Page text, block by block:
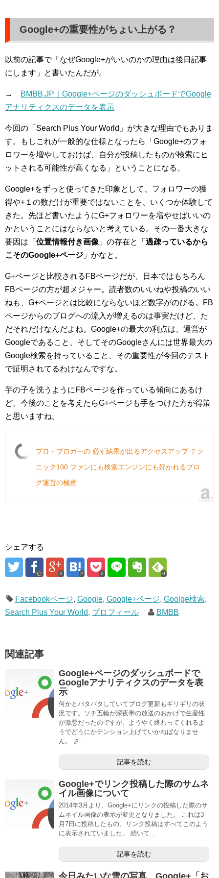
Google+の重要性がちょい上がる？
以前の記事で「なぜGoogle+がいいのかの理由は後日記事
にします」と書いたんだが。
→
BMBB.JP｜Google+ページのダッシュボードでGoogle
アナリティクスのデータを表示
今回の「Search Plus Your World」が大きな理由でもありま
す。もしこれが一般的な仕様となったら「Google+のフォ
ロワーを増やしておけば、自分が投稿したものが検索にヒ
ットされる可能性が高くなる」ということになる。
Google+をずっと使ってきた印象として、フォロワーの獲
得や+１の数だけが重要ではないことを、いくつか体験して
きた。先ほど書いたようにG+フォロワーを増やせばいいの
かということにはならないと考えている。その一番大きな
要因は「 位置情報付き画像 」の存在と「 過疎っているから
こそのGoogle+ページ 」かなと。
G+ページと比較されるFBページだが、日本ではもちろん
FBページの方が超メジャー。読者数のいいねや投稿のいい
ねも、G+ページとは比較にならないほど数字がのびる。FB
ページからのブログへの流入が増えるのは事実だけど、た
だそれだけなんだよね。Google+の最大の利点は、運営が
Googleであること、そしてそのGoogleさんには世界最大の
Google検索を持っていること、その重要性が今回のテスト
で証明されてるわけなんですな。
芋の子を洗うようにFBページを作っている傾向にあるけ
ど、今後のことを考えたらG+ページも手をつけた方が得策
と思いますね。
プロ・ブロガーの 必ず結果が出るアクセスアップ テク
ニック100 ファンにも検索エンジンにも好かれるブロ
グ運営の極意
シェアする
0 2 0 0
Facebookページ, Google, Google+ページ, Goolge検索,
Search Plus Your World, プロフィール BMBB
関連記事
Google+ページのダッシュボードで
Googleアナリティクスのデータを表
示
何かとバタバタしていてブログ更新もギリギリの状
況です。ソチ五輪が深夜帯の放送のおかげで生産性
が激悪だったのですが、ようやく終わってくれるよ
うでどうにかテンション上げていかねばなりませ
ん。 さ...
記事を読む
Google+でリンク投稿した際のサムネ
イル画像について
2014年3月より、Google+にリンクの投稿した際のサ
ムネイル画像の表示が変更となりました。 これは3
月7日に投稿したもの。リンク投稿はすべてこのよう
に表示されていました。 続いて...
記事を読む
今日みたいな雪の写真、Google+「お